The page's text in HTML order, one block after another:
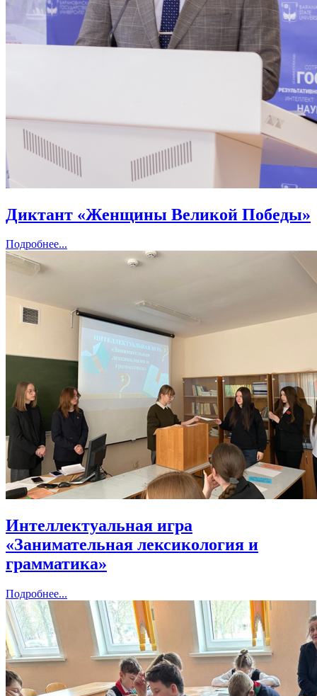
Диктант «Женщины Великой Победы»
Подробнее...
Интеллектуальная игра
«Занимательная лексикология и
грамматика»
Подробнее...